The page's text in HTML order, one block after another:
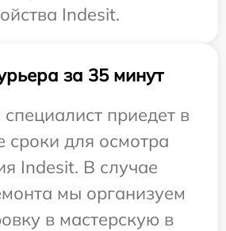
Indesit.
за 35 минут
приедет в
сроки для осмотра
Indesit. В случае
мы организуем
в мастерскую в